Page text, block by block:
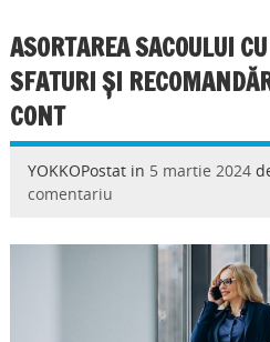
ASORTAREA SACOULUI
SFATURI ȘI
CONT
YOKKOPostat in 5 martie 2024
comentariu